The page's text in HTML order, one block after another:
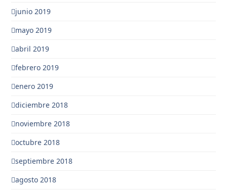
junio 2019
mayo 2019
abril 2019
febrero 2019
enero 2019
diciembre 2018
noviembre 2018
octubre 2018
septiembre 2018
agosto 2018